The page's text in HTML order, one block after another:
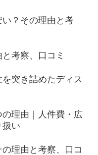
？その理由と考
考察、口コミ
突き詰めたディス
理由｜人件費・広
扱い
理由と考察、口コ